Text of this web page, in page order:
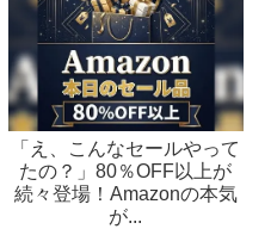
「え、こんなセールやって
たの？」80％OFF以上が
続々登場！Amazonの本気
が...